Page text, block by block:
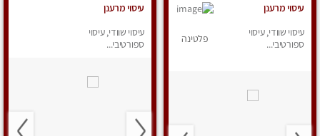
עיסוי מרענן
עיסוי שוודי, עיסוי
ספורטיבי...
פלטינה
עיסוי מרענן
עיסוי שוודי, עיסוי
ספורטיבי...